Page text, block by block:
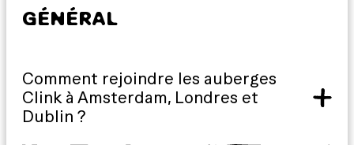
GÉNÉRAL
Comment rejoindre les auberges
Clink à Amsterdam, Londres et
Dublin ?